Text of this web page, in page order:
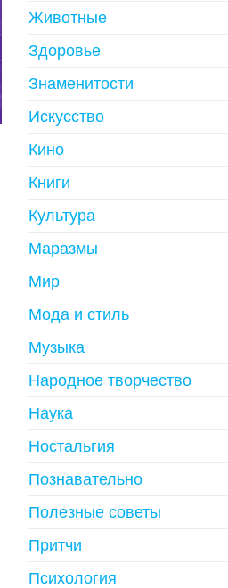
Животные
Здоровье
Знаменитости
Искусство
Кино
Книги
Культура
Маразмы
Мир
Мода и стиль
Музыка
Народное творчество
Наука
Ностальгия
Познавательно
Полезные советы
Притчи
Психология